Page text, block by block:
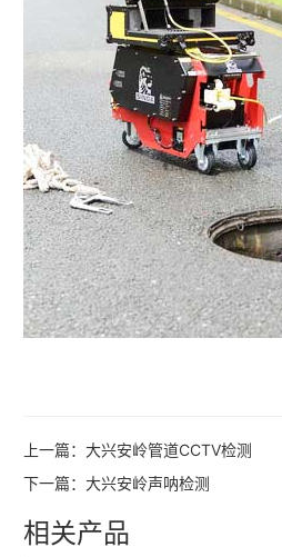
上一篇： 大兴安岭管道CCTV检测
下一篇： 大兴安岭声呐检测
相关产品